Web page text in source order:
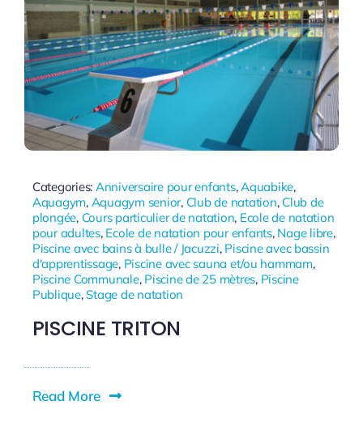
Categories: Anniversaire pour enfants,Aquabike,
Aquagym, Aquagym senior, Club de natation, Club de
plongée, Cours particulier de natation, Ecole de natation
pour adultes, Ecole de natation pour enfants, Nage libre,
Piscine avec bains à bulle / Jacuzzi, Piscine avec bassin
d'apprentissage, Piscine avec sauna et/ou hammam,
Piscine Communale, Piscine de 25 mètres, Piscine
Publique,Stage de natation
PISCINE TRITON
Read More